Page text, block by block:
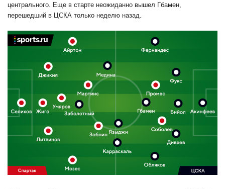
центрального. Еще в старте неожиданно вышел Гбамен,
перешедший в ЦСКА только неделю назад.